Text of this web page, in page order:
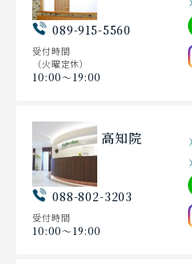
089-915-5560
受付時間
（火曜定休）
10:00〜19:00
高知院
088-802-3203
受付時間
10:00〜19:00